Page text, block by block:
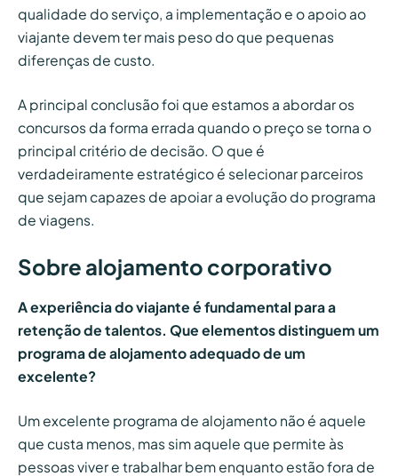
qualidade do serviço, a implementação e o apoio ao
viajante devem ter mais peso do que pequenas
diferenças de custo.
A principal conclusão foi que estamos a abordar os
concursos da forma errada quando o preço se torna o
principal critério de decisão. O que é
verdadeiramente estratégico é selecionar parceiros
que sejam capazes de apoiar a evolução do programa
de viagens.
Sobre alojamento corporativo
A experiência do viajante é fundamental para a
retenção de talentos. Que elementos distinguem um
programa de alojamento adequado de um
excelente?
Um excelente programa de alojamento não é aquele
que custa menos, mas sim aquele que permite às
pessoas viver e trabalhar bem enquanto estão fora de